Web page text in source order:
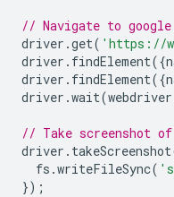
// Navigate to
driver .get( 'https://
driver . findElement({
driver . findElement({
driver .wait(webdriver
// Take screenshot
driver . takeScreenshot
fs .writeFileSync(
});